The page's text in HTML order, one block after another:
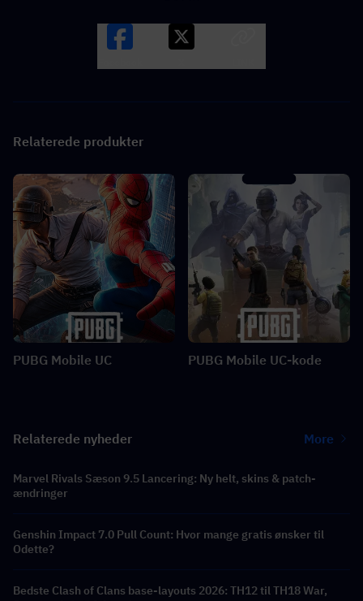
Relaterede produkter
PUBG Mobile UC PUBG Mobile UC-kode
Relaterede nyheder More
Marvel Rivals Sæson 9.5 Lancering: Ny helt, skins & patch-
ændringer
Genshin Impact 7.0 Pull Count: Hvor mange gratis ønsker til
Odette?
Bedste Clash of Clans base-layouts 2026: TH12 til TH18 War,